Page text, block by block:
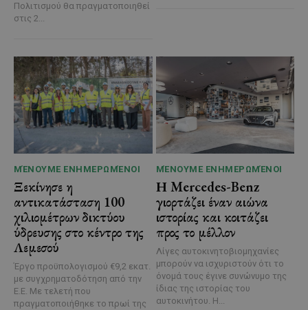
Πολιτισμού θα πραγματοποιηθεί
στις 2...
ΜΈΝΟΥΜΕ ΕΝΗΜΕΡΩΜΈΝΟΙ
Ξεκίνησε η
αντικατάσταση 100
χιλιομέτρων δικτύου
ύδρευσης στο κέντρο της
Λεμεσού
Έργο προϋπολογισμού €9,2 εκατ.
με συγχρηματοδότηση από την
Ε.Ε. Με τελετή που
πραγματοποιήθηκε το πρωί της
ΜΈΝΟΥΜΕ ΕΝΗΜΕΡΩΜΈΝΟΙ
Η Mercedes-Benz
γιορτάζει έναν αιώνα
ιστορίας και κοιτάζει
προς το μέλλον
Λίγες αυτοκινητοβιομηχανίες
μπορούν να ισχυριστούν ότι το
όνομά τους έγινε συνώνυμο της
ίδιας της ιστορίας του
αυτοκινήτου. Η...